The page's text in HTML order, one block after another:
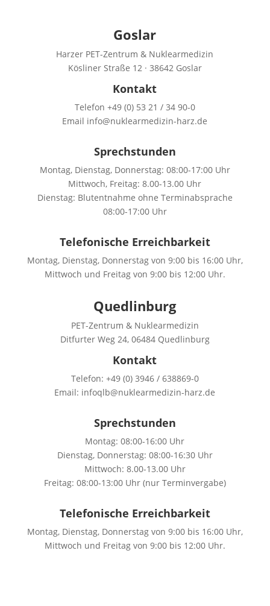
Goslar
Harzer PET-Zentrum & Nuklearmedizin
Kösliner Straße 12 · 38642 Goslar
Kontakt
Telefon +49 (0) 53 21 / 34 90-0
Email info@nuklearmedizin-harz.de
Sprechstunden
Montag, Dienstag, Donnerstag: 08:00-17:00 Uhr
Mittwoch, Freitag: 8.00-13.00 Uhr
Dienstag: Blutentnahme ohne Terminabsprache
08:00-17:00 Uhr
Telefonische Erreichbarkeit
Montag, Dienstag, Donnerstag von 9:00 bis 16:00 Uhr,
Mittwoch und Freitag von 9:00 bis 12:00 Uhr.
Quedlinburg
PET-Zentrum & Nuklearmedizin
Ditfurter Weg 24, 06484 Quedlinburg
Kontakt
Telefon: +49 (0) 3946 / 638869-0
Email: infoqlb@nuklearmedizin-harz.de
Sprechstunden
Montag: 08:00-16:00 Uhr
Dienstag, Donnerstag: 08:00-16:30 Uhr
Mittwoch: 8.00-13.00 Uhr
Freitag: 08:00-13:00 Uhr (nur Terminvergabe)
Telefonische Erreichbarkeit
Montag, Dienstag, Donnerstag von 9:00 bis 16:00 Uhr,
Mittwoch und Freitag von 9:00 bis 12:00 Uhr.